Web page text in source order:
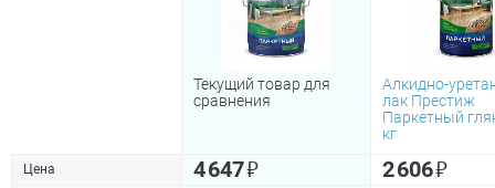
Текущий товар для
сравнения
Алкидно-
лак Престиж
Паркетный
кг
Цена 4 647₽ 2 606₽